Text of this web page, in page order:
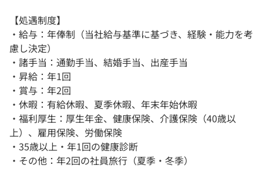
【処遇制度】
・給与：年俸制（当社給与基準に基づき、経験・能力を考
慮し決定）
・諸手当：通勤手当、結婚手当、出産手当
・昇給：年1回
・賞与：年2回
・休暇：有給休暇、夏季休暇、年末年始休暇
・福利厚生：厚生年金、健康保険、介護保険（40歳以
上）、雇用保険、労働保険
・35歳以上・年1回の健康診断
・その他：年2回の社員旅行（夏季・冬季）